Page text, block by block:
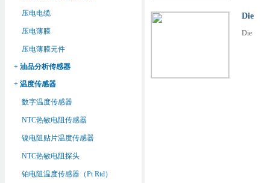
压电电缆
压电薄膜
压电薄膜元件
+ 油品分析传感器
+ 温度传感器
数字温度传感器
NTC热敏电阻传感器
镍电阻贴片温度传感器
NTC热敏电阻探头
铂电阻温度传感器（Pt Rtd）
Die
Die